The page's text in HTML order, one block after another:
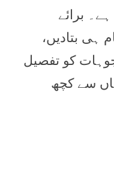
برائے
ہی بتادیں،
کو تفصیل
سے کچھ